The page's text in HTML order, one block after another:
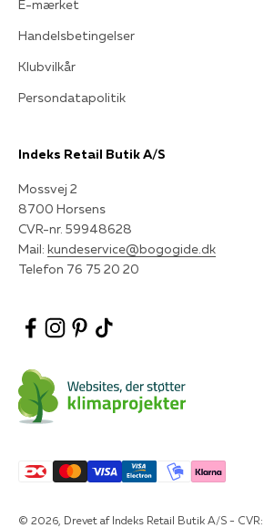
E-mærket
Handelsbetingelser
Klubvilkår
Persondatapolitik
Indeks Retail Butik A/S
Mossvej 2
8700 Horsens
CVR-nr. 59948628
Mail: kundeservice@bogogide.dk
Telefon 76 75 20 20
© 2026, Drevet af Indeks Retail Butik A/S -